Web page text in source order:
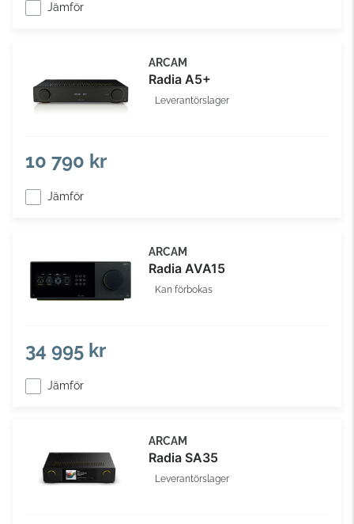
Jämför
ARCAM
Radia A5+
Leverantörslager
10 790 kr
Jämför
ARCAM
Radia AVA15
Kan förbokas
34 995 kr
Jämför
ARCAM
Radia SA35
Leverantörslager